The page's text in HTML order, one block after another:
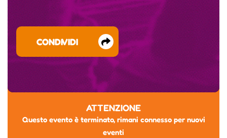
CONDIVIDI
ATTENZIONE
Questo evento è terminato, rimani connesso per nuovi
eventi